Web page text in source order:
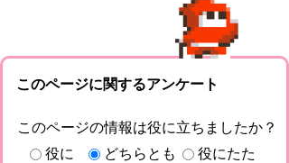
このページに関するアンケート
このページの情報は役に立ちましたか？
役に
どちらとも
役にたた